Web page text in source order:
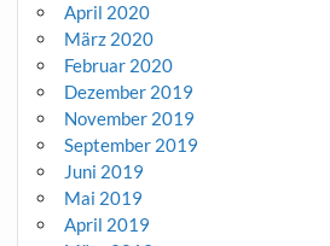
April 2020
März 2020
Februar 2020
Dezember 2019
November 2019
September 2019
Juni 2019
Mai 2019
April 2019